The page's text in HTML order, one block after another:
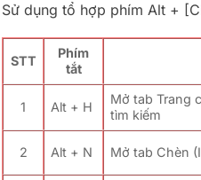
Sử dụng tổ hợp phím Alt +
STT
Phím
tắt
1 Alt + H
Mở tab Trang
tìm kiếm
2 Alt + N Mở tab Chèn